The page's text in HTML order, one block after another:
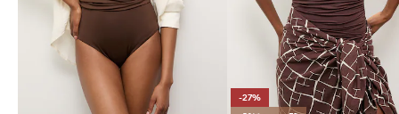
-27%